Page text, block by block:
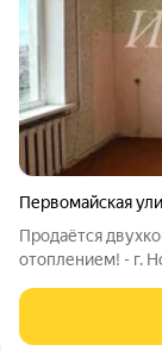
Первомайская
Продаётся
отоплением! - г.
Балкон - МПО,
воду - Квартира